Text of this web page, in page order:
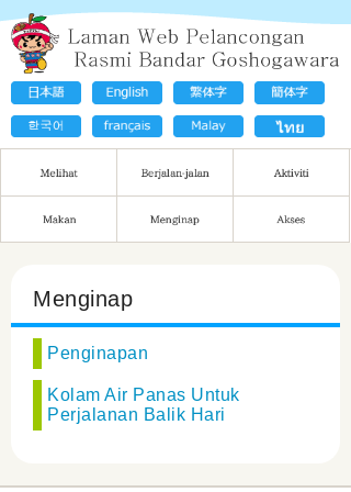
Menginap
Penginapan
Kolam Air Panas Untuk
Perjalanan Balik Hari